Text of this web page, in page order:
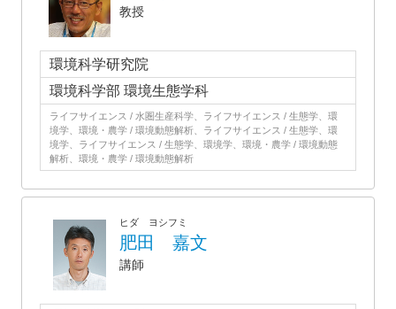
教授
環境科学研究院
環境科学部 環境生態学科
ライフサイエンス / 水圏生産科学、ライフサイエンス / 生態学、環
境学、環境・農学 / 環境動態解析、ライフサイエンス / 生態学、環
境学、ライフサイエンス / 生態学、環境学、環境・農学 / 環境動態
解析、環境・農学 / 環境動態解析
ヒダ ヨシフミ
肥田 嘉文
講師